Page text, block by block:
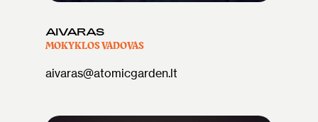
AIVARAS
MOKYKLOS VADOVAS
aivaras@atomicgarden.lt